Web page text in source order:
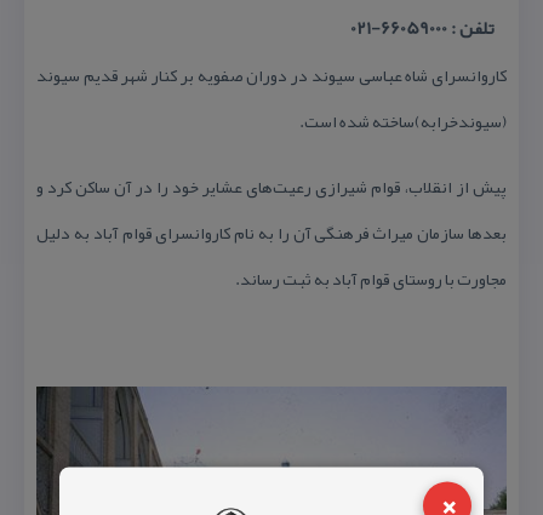
تلفن : 66059000-021
كاروانسرای شاه عباسی سیوند در دوران صفویه بر كنار شهر قدیم سیوند
(سیوندخرابه)ساخته شده است.
پیش از انقلاب، قوام شیرازی رعیت‌های عشایر خود را در آن ساكن كرد و
بعدها سازمان میراث فرهنگی آن را به نام كاروانسرای قوام آباد به دلیل
مجاورت با روستای قوام آباد به ثبت رساند.